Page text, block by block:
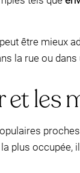
être mieux
la rue ou
et les
plus